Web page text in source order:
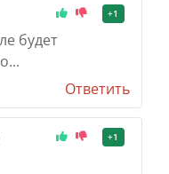
+1
будет
Ответить
+1